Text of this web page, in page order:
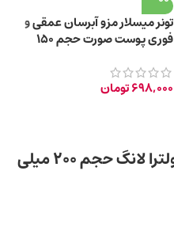
تونر میسلار مزو آبرسان عمقی و
فوری پوست صورت حجم 150
698,000تومان
تونیک مرطوب کننده صورت اولترا لانگ حجم 200 میلی